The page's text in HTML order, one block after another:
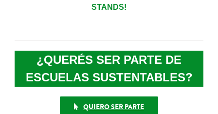
STANDS!
¿QUERÉS SER PARTE DE
ESCUELAS SUSTENTABLES?
QUIERO SER PARTE